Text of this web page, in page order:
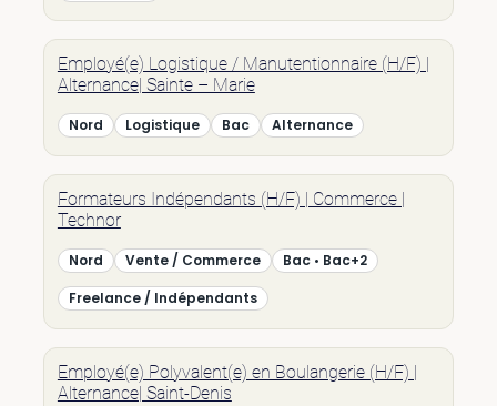
Employé(e) Logistique / Manutentionnaire (H/F) |
Alternance| Sainte – Marie
Nord Logistique Bac Alternance
Formateurs Indépendants (H/F) | Commerce |
Technor
Nord Vente / Commerce
Bac • Bac+2
Freelance / Indépendants
Employé(e) Polyvalent(e) en Boulangerie (H/F) |
Alternance| Saint-Denis